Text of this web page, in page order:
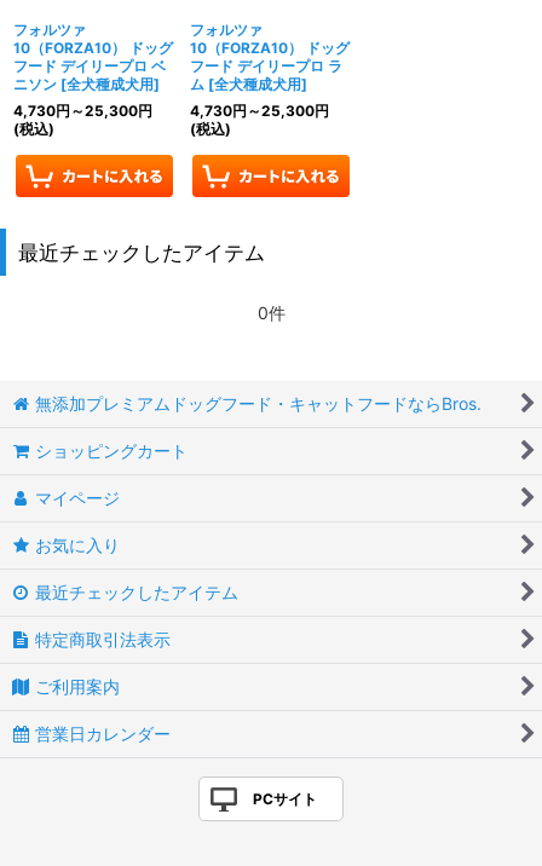
フォルツァ
10（FORZA10） ドッグ
フード デイリープロ ベ
ニソン [全犬種成犬用]
4,730円 ～25,300円
(税込)
フォルツァ
10（FORZA10） ドッグ
フード デイリープロ ラ
ム [全犬種成犬用]
4,730円 ～25,300円
(税込)
最近チェックしたアイテム
0件
無添加プレミアムドッグフード・キャットフードならBros.
ショッピングカート
マイページ
お気に入り
最近チェックしたアイテム
特定商取引法表示
ご利用案内
営業日カレンダー
PCサイト